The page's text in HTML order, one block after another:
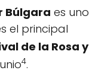
Búlgara es uno
el principal
de la Rosa y
4.